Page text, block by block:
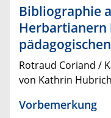
Bibliographie
Herbartianern
Rotraud Coriand /
von Kathrin
Vorbemerkung